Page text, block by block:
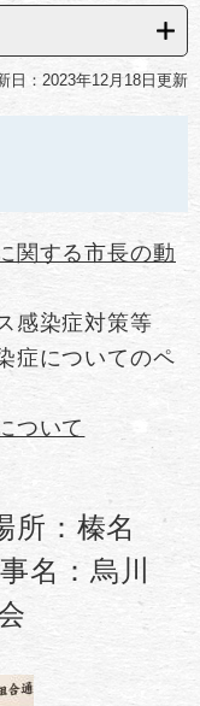
日：2023年12月18日更新
関する市長の動
感染症対策等
症についてのペ
ついて
：榛名
名：烏川